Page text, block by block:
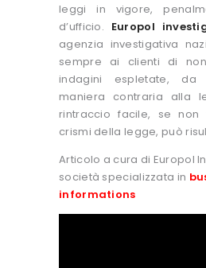
leggi in vigore,
d’ufficio. Europol
agenzia investigativa
sempre ai clienti di
indagini espletate, da
maniera contraria alla
rintraccio facile, se
crismi della legge, può
Articolo a cura di Europol
società specializzata in
informations